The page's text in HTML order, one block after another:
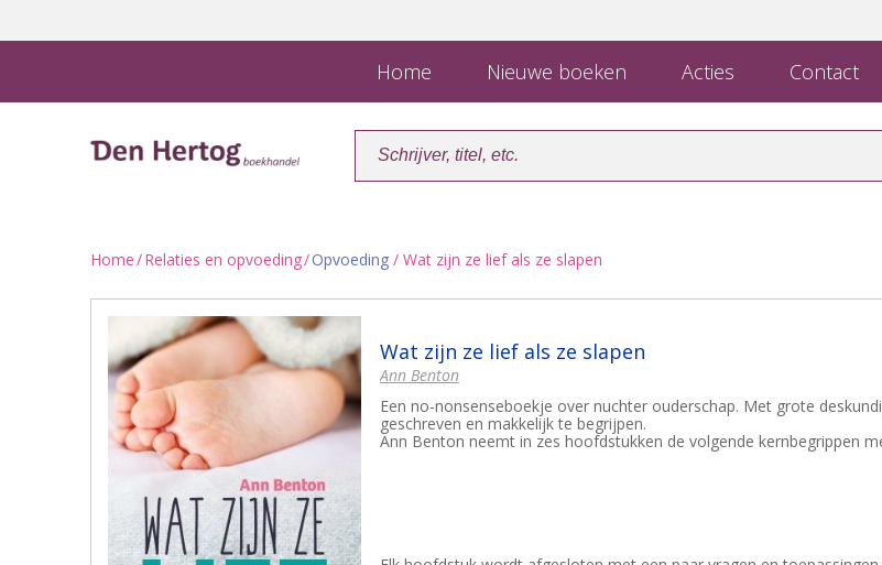
Home Nieuwe boeken Acties Contact
Home/Relaties en opvoeding/Opvoeding / Wat zijn ze lief als ze slapen
Wat zijn ze lief als ze slapen
Ann Benton
Een no-nonsenseboekje over nuchter ouderschap. Met grote
geschreven en makkelijk te begrijpen.
Ann Benton neemt in zes hoofdstukken de volgende kernbegrippen